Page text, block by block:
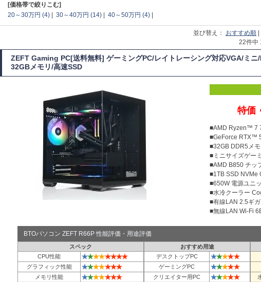
[価格帯で絞りこむ]
20～30万円 (4) | 30～40万円 (14) | 40～50万円 (4) |
並び替え： おすすめ順 |
22件
ZEFT Gaming PC[送料無料] ゲーミングPC/レイトレーシング対応VGA/ミ
32GBメモリ/高速SSD
特価
■AMD Ryzen™ 7
■GeForce RTX™
■32GB DDR5メ
■ミニサイズゲー
■AMD B850 チッ
■1TB SSD NVMe
■650W 電源ユニ
■水冷クーラー
■有線LAN 2.5ギ
■無線LAN Wi-Fi
BTOパソコン ZEFT R66P 性能評価・用途評価
スペック おすすめ用途
CPU性能
★★★★★★★★ デスクトップPC ★★★★★
グラフィック性能
★★★★★★★ ゲーミングPC ★★★★★
メモリ性能
★★★★★★★ クリエイター用PC ★★★★★